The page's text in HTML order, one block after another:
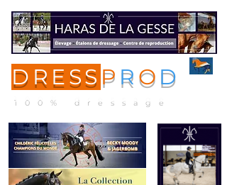
DRESS P R O D
100% dressage